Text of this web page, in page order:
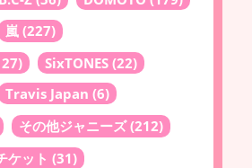
嵐 (227)
SixTONES (22)
Travis Japan (6)
その他ジャニーズ(212)
ケット (31)